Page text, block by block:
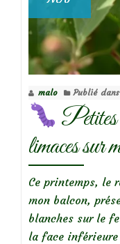
malo Publié
Petites
limaces sur
Ce printemps, le
mon balcon,
blanches sur le
la face inférieure